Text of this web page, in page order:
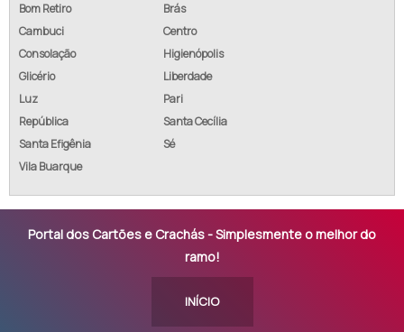
Bom Retiro
Brás
Cambuci
Centro
Consolação
Higienópolis
Glicério
Liberdade
Luz
Pari
República
Santa Cecília
Santa Efigênia
Sé
Vila Buarque
Portal dos Cartões e Crachás - Simplesmente o melhor do
ramo!
INÍCIO